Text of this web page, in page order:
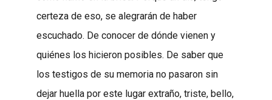
certeza de eso, se alegrarán de haber
escuchado. De conocer de dónde vienen y
quiénes los hicieron posibles. De saber que
los testigos de su memoria no pasaron sin
dejar huella por este lugar extraño, triste, bello,